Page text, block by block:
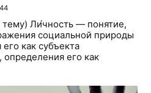
тему) Ли́чность — понятие,
социальной природы
как субъекта
определения его как